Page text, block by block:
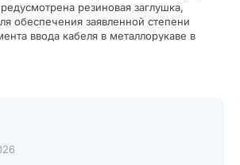
резиновая заглушка,
обеспечения заявленной степени
ввода кабеля в металлорукаве в
между металлорукавом и корпусом
элементов — металлорукав —
муфта – штуцер –
гайка – корпус. Конструкция кабельного